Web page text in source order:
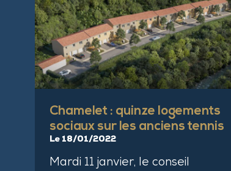
Chamelet : quinze logements
sociaux sur les anciens tennis
Le 18/01/2022
Mardi 11 janvier, le conseil